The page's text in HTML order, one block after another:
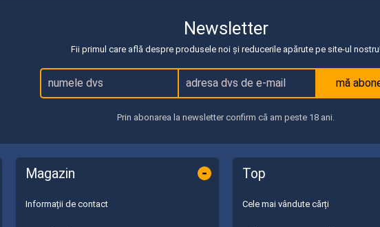
Newsletter
Fii primul care află despre produsele noi și reducerile apărute pe site-ul nostru!
mă
Prin abonarea la newsletter confirm că am peste 18 ani.
Magazin -
Informații de contact
Top
Cele mai vândute cărți